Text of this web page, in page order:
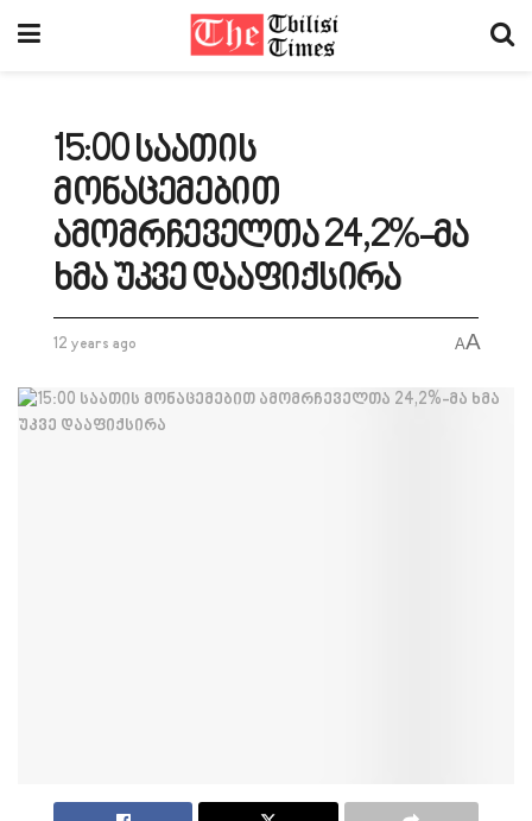
15:00 საათის
მონაცემებით
ამომრჩეველთა 24,2%-მა
ხმა უკვე დააფიქსირა
12 years ago AA